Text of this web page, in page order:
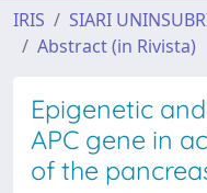
IRIS SIARI
Abstract (in Rivista)
Epigenetic
APC gene in
of the